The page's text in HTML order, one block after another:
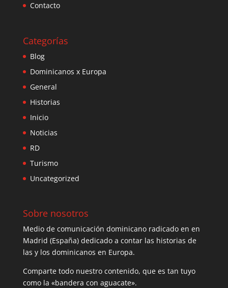
Contacto
Categorías
Blog
Dominicanos x Europa
General
Historias
Inicio
Noticias
RD
Turismo
Uncategorized
Sobre nosotros
Medio de comunicación dominicano radicado en en
Madrid (España) dedicado a contar las historias de
las y los dominicanos en Europa.
Comparte todo nuestro contenido, que es tan tuyo
como la «bandera con aguacate».